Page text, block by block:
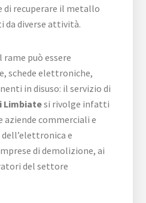
di recuperare il metallo
da diverse attività.
può essere
schede elettroniche,
in disuso: il servizio di
Limbiatesi rivolge infatti
aziende commerciali e
e
di demolizione, ai
del settore